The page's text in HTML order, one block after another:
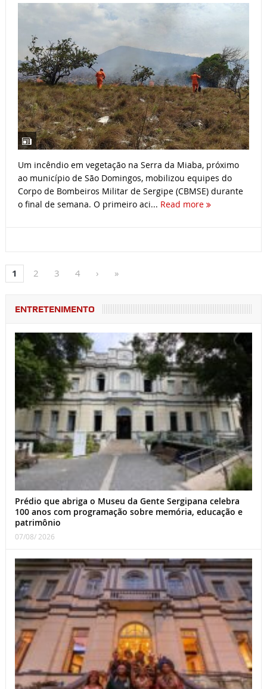
Um incêndio em vegetação na Serra da Miaba, próximo
ao município de São Domingos, mobilizou equipes do
Corpo de Bombeiros Militar de Sergipe (CBMSE) durante
o final de semana. O primeiro aci... Read more
1 2 3 4 › »
ENTRETENIMENTO
Prédio que abriga o Museu da Gente Sergipana celebra
100 anos com programação sobre memória, educação e
patrimônio
07/08/ 2026